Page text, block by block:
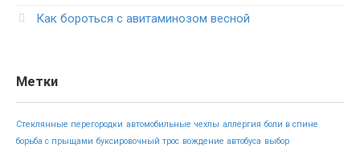
Как бороться с авитаминозом весной
Метки
Стеклянные перегородки автомобильные чехлы аллергия боли в спине
борьба с прыщами буксировочный трос вождение автобуса выбор